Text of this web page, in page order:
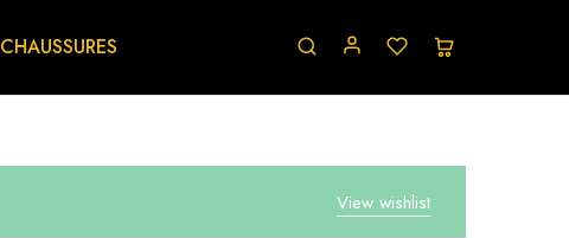
CHAUSSURES
View wishlist